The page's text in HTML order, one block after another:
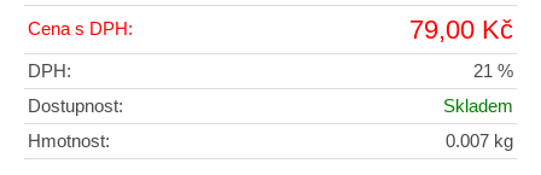
Cena s DPH: 79,00 Kč
DPH:
21 %
Dostupnost:
Skladem
Hmotnost:
0.007 kg